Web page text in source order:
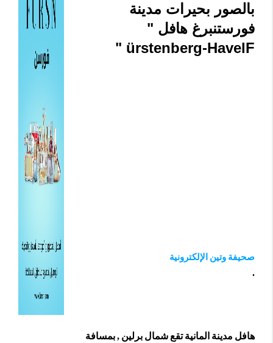
بالصور بحيرات مدينة
فورستنبرغ هافل "
ürstenberg-HavelF "
صحيفة وتين الإلكترونية
.
هافل مدينة المانية تقع شمال برلين , بمسافة